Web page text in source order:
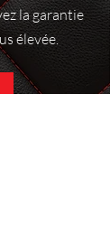
la garantie
élevée.